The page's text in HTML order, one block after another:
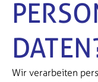
Wir verarbeiten